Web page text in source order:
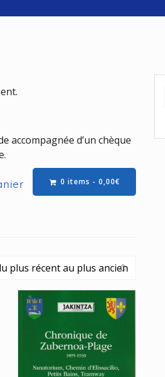
accompagnée d’un chèque
0 items -0,00€